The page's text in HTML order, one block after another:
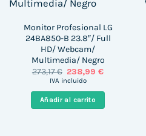
Monitor Profesional LG
24BA850-B 23.8″/ Full
HD/ Webcam/
Multimedia/ Negro
273,17€ El
precio
era:
273,17 €.
238,99€El
es:
238,99 €.
IVA incluido
Añadir al carrito